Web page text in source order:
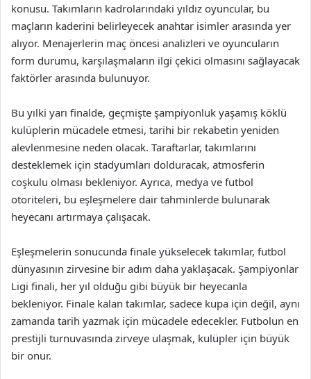
konusu. Takımların kadrolarındaki yıldız oyuncular, bu
maçların kaderini belirleyecek anahtar isimler arasında yer
alıyor. Menajerlerin maç öncesi analizleri ve oyuncuların
form durumu, karşılaşmaların ilgi çekici olmasını sağlayacak
faktörler arasında bulunuyor.
Bu yılki yarı finalde, geçmişte şampiyonluk yaşamış köklü
kulüplerin mücadele etmesi, tarihi bir rekabetin yeniden
alevlenmesine neden olacak. Taraftarlar, takımlarını
desteklemek için stadyumları dolduracak, atmosferin
coşkulu olması bekleniyor. Ayrıca, medya ve futbol
otoriteleri, bu eşleşmelere dair tahminlerde bulunarak
heyecanı artırmaya çalışacak.
Eşleşmelerin sonucunda finale yükselecek takımlar, futbol
dünyasının zirvesine bir adım daha yaklaşacak. Şampiyonlar
Ligi finali, her yıl olduğu gibi büyük bir heyecanla
bekleniyor. Finale kalan takımlar, sadece kupa için değil, aynı
zamanda tarih yazmak için mücadele edecekler. Futbolun en
prestijli turnuvasında zirveye ulaşmak, kulüpler için büyük
bir onur.